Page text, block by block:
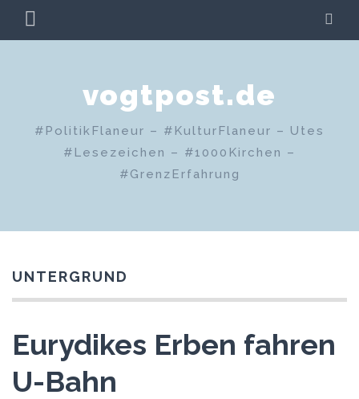
Zum
Inhalt MENÜ
vogtpost.de
#PolitikFlaneur – #KulturFlaneur – Utes
#Lesezeichen – #1000Kirchen –
#GrenzErfahrung
UNTERGRUND
Eurydikes Erben fahren
U-Bahn